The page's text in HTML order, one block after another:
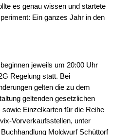
es genau wissen und startete
Ein ganzes Jahr in den
jeweils um 20:00 Uhr
Regelung statt. Bei
gelten die zu dem
geltenden gesetzlichen
sowie Einzelkarten für die Reihe
Vorverkaufsstellen, unter
Moldwurf Schüttorf